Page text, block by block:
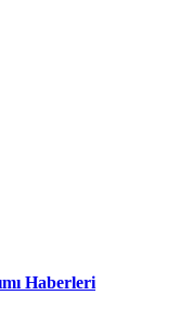
Haberleri